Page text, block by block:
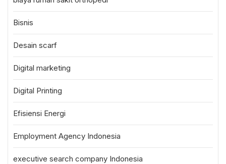
Bisnis
Desain scarf
Digital marketing
Digital Printing
Efisiensi Energi
Employment Agency Indonesia
executive search company Indonesia